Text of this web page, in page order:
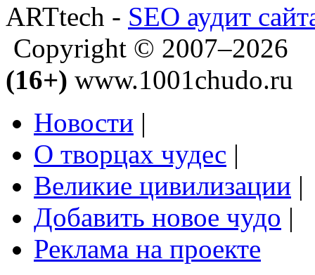
ARTtech - SEO аудит
Copyright © 2007–2026
(16+) www.1001chudo.ru
Новости |
О творцах чудес |
Великие цивилизации |
Добавить новое чудо |
Реклама на проекте